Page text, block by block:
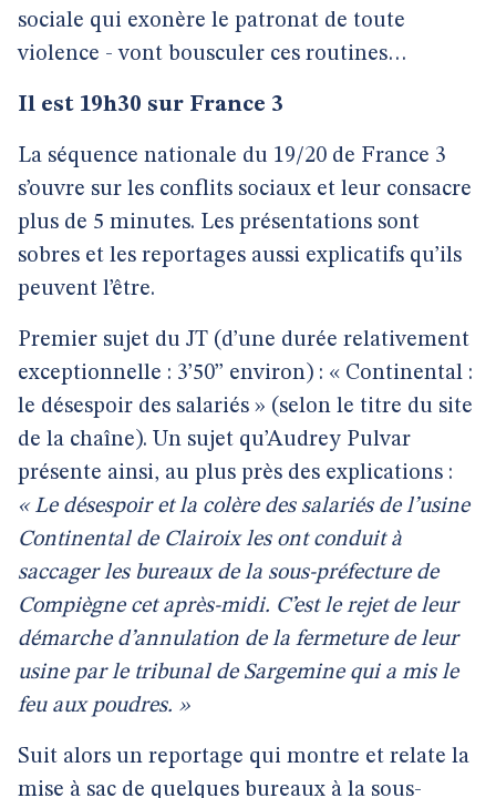
sociale qui exonère le patronat de toute
violence - vont bousculer ces routines…
Il est 19h30 sur France 3
La séquence nationale du 19/20 de France 3
s’ouvre sur les conflits sociaux et leur consacre
plus de 5 minutes. Les présentations sont
sobres et les reportages aussi explicatifs qu’ils
peuvent l’être.
Premier sujet du JT (d’une durée relativement
exceptionnelle : 3’50’’ environ) : « Continental :
le désespoir des salariés » (selon le titre du site
de la chaîne). Un sujet qu’Audrey Pulvar
présente ainsi, au plus près des explications :
« Le désespoir et la colère des salariés de l’usine
Continental de Clairoix les ont conduit à
saccager les bureaux de la sous-préfecture de
Compiègne cet après-midi. C’est le rejet de leur
démarche d’annulation de la fermeture de leur
usine par le tribunal de Sargemine qui a mis le
feu aux poudres. »
Suit alors un reportage qui montre et relate la
mise à sac de quelques bureaux à la sous-